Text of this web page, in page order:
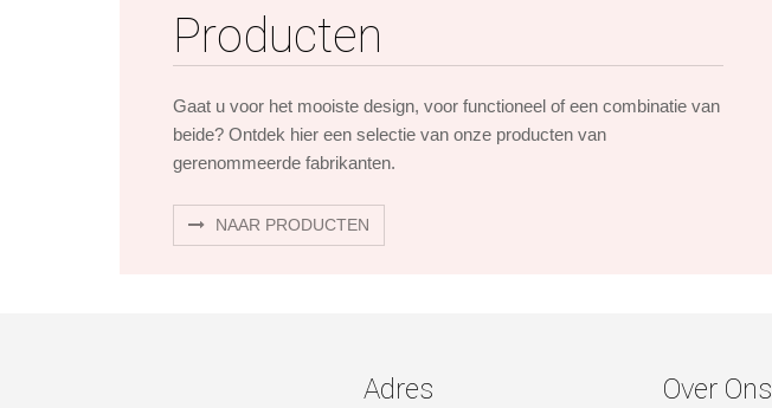
Producten
Gaat u voor het mooiste design, voor functioneel of een combinatie van
beide? Ontdek hier een selectie van onze producten van
gerenommeerde fabrikanten.
NAAR PRODUCTEN
Adres Over Ons